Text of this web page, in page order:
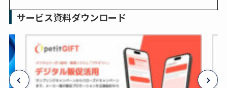
サービス資料ダウンロード